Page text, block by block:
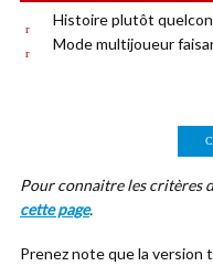
Histoire plutôt
Mode multijoueur
Pour connaitre les critères
cette page.
Prenez note que la version